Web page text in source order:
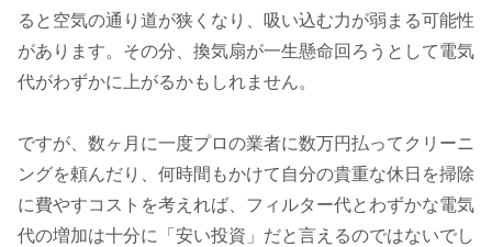
ると空気の通り道が狭くなり、吸い込む力が弱まる可能性
があります。その分、換気扇が一生懸命回ろうとして電気
代がわずかに上がるかもしれません。
ですが、数ヶ月に一度プロの業者に数万円払ってクリーニ
ングを頼んだり、何時間もかけて自分の貴重な休日を掃除
に費やすコストを考えれば、フィルター代とわずかな電気
代の増加は十分に「安い投資」だと言えるのではないでし